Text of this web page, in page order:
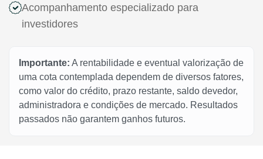
Acompanhamento especializado para
investidores
Importante: A rentabilidade e eventual valorização de
uma cota contemplada dependem de diversos fatores,
como valor do crédito, prazo restante, saldo devedor,
administradora e condições de mercado. Resultados
passados não garantem ganhos futuros.